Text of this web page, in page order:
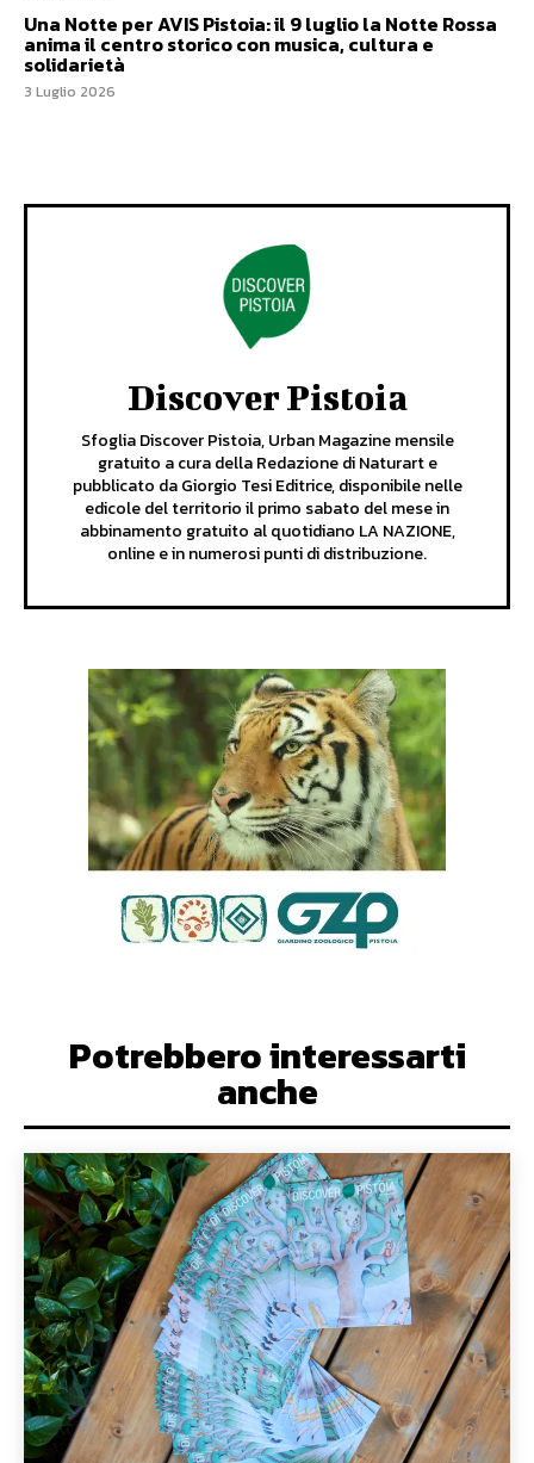
Una Notte per AVIS Pistoia: il 9 luglio la Notte Rossa
anima il centro storico con musica, cultura e
solidarietà
3 Luglio 2026
Discover Pistoia
Sfoglia Discover Pistoia, Urban Magazine mensile
gratuito a cura della Redazione di Naturart e
pubblicato da Giorgio Tesi Editrice, disponibile nelle
edicole del territorio il primo sabato del mese in
abbinamento gratuito al quotidiano LA NAZIONE,
online e in numerosi punti di distribuzione.
Potrebbero interessarti
anche